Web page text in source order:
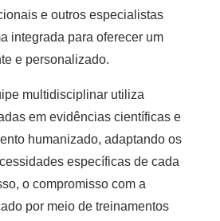
e outros especialistas
integrada para oferecer um
e personalizado.
multidisciplinar utiliza
em evidências científicas e
humanizado, adaptando os
específicas de cada
o compromisso com a
por meio de treinamentos